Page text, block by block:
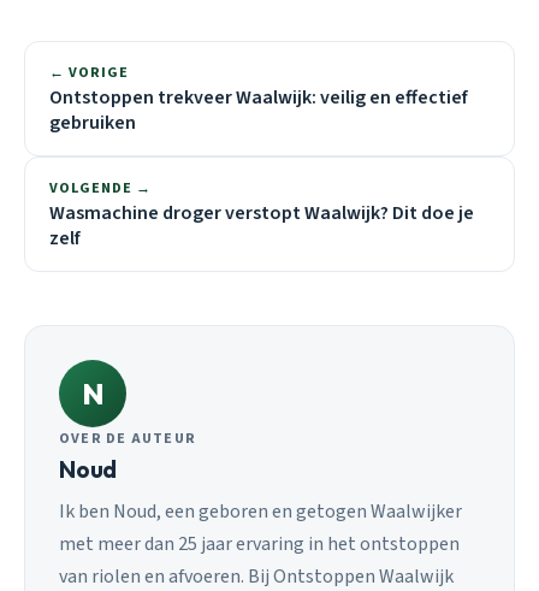
← VORIGE
Ontstoppen trekveer Waalwijk: veilig en effectief
gebruiken
VOLGENDE →
Wasmachine droger verstopt Waalwijk? Dit doe je
zelf
N
OVER DE AUTEUR
Noud
Ik ben Noud, een geboren en getogen Waalwijker
met meer dan 25 jaar ervaring in het ontstoppen
van riolen en afvoeren. Bij Ontstoppen Waalwijk